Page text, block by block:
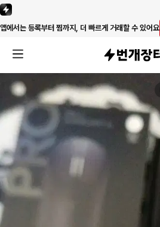
앱에서는 등록부터 찜까지, 더 빠르게 거래할 수 있어요